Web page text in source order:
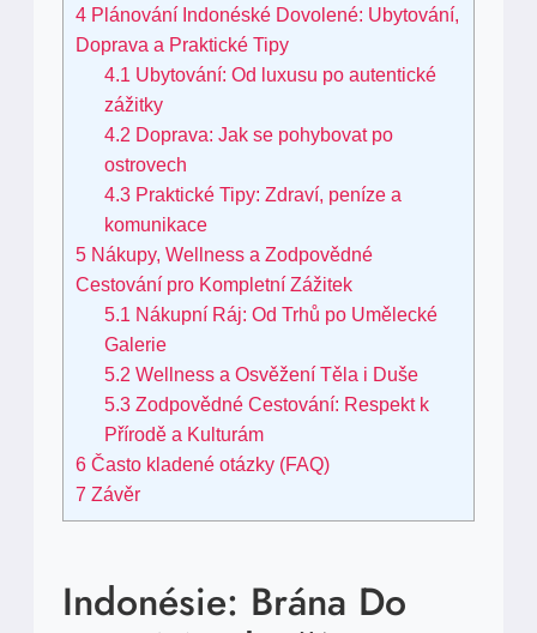
4 Plánování Indonéské Dovolené: Ubytování,
Doprava a Praktické Tipy
4.1 Ubytování: Od luxusu po autentické
zážitky
4.2 Doprava: Jak se pohybovat po
ostrovech
4.3 Praktické Tipy: Zdraví, peníze a
komunikace
5 Nákupy, Wellness a Zodpovědné
Cestování pro Kompletní Zážitek
5.1 Nákupní Ráj: Od Trhů po Umělecké
Galerie
5.2 Wellness a Osvěžení Těla i Duše
5.3 Zodpovědné Cestování: Respekt k
Přírodě a Kulturám
6 Často kladené otázky (FAQ)
7 Závěr
Indonésie: Brána Do